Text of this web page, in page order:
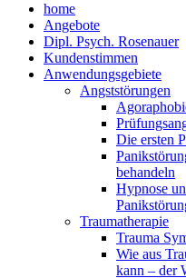
home
Angebote
Dipl. Psych. Rosenauer
Kundenstimmen
Anwendungsgebiete
Angststörungen
Die ersten
behandeln
Hypnose
Traumatherapie
Trauma
Wie aus
kann – der